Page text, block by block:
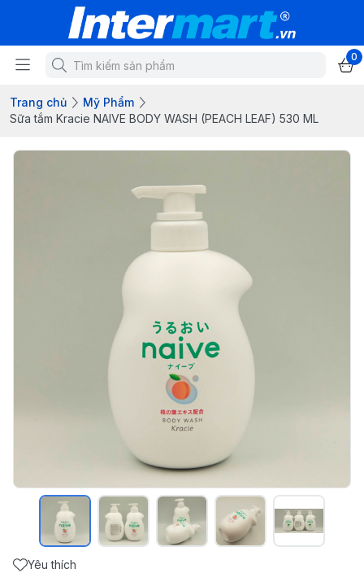
0
Trang chủ
Mỹ Phẩm
Sữa tắm Kracie NAIVE BODY WASH (PEACH LEAF) 530 ML
Yêu thích